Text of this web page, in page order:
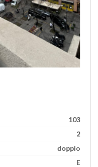
103
2
doppio
E